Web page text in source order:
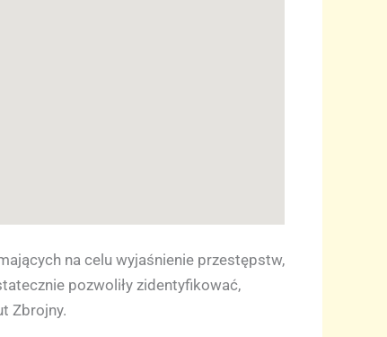
na celu wyjaśnienie przestępstw,
pozwoliły zidentyfikować,
Zbrojny.